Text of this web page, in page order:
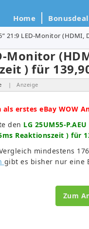
Home
21:9 LED-Monitor
Monitor
) für
| Anzeige
erstes eBay WOW
den LG 25UM55-
Reaktionszeit ) für
mindestens
gibt es bisher nur eine
Zum